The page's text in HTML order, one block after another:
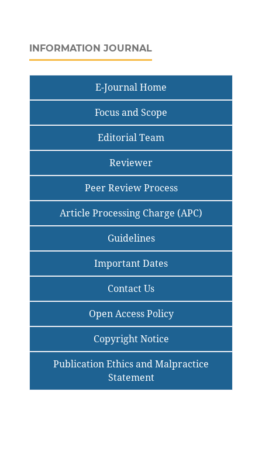
INFORMATION JOURNAL
E-Journal Home
Focus and Scope
Editorial Team
Reviewer
Peer Review Process
Article Processing Charge (APC)
Guidelines
Important Dates
Contact Us
Open Access Policy
Copyright Notice
Publication Ethics and Malpractice
Statement